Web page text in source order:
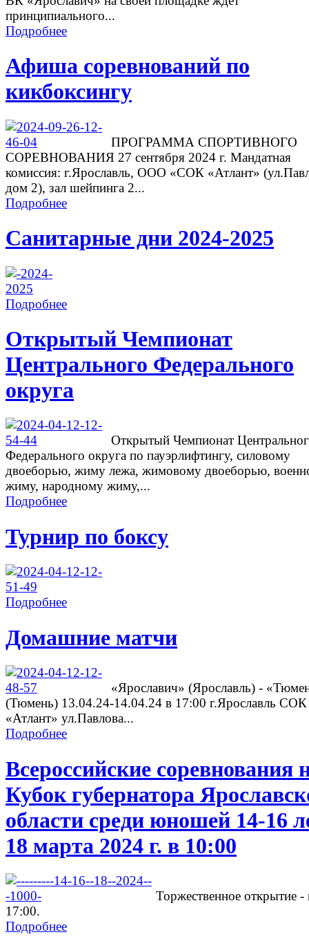
принципиального...
Подробнее
Афиша соревнований по
кикбоксингу
ПРОГРАММА СПОРТИВНОГО
СОРЕВНОВАНИЯ 27 сентября 2024 г. Мандатная
комиссия: г.Ярославль, ООО «СОК «Атлант»
дом 2), зал шейпинга 2...
Подробнее
Санитарные дни 2024-2025
Подробнее
Открытый Чемпионат
Центрального Федерального
округа
Открытый Чемпионат
Федерального округа по пауэрлифтингу, силовому
двоеборью, жиму лежа, жимовому двоеборью,
жиму, народному жиму,...
Подробнее
Турнир по боксу
Подробнее
Домашние матчи
«Ярославич» (Ярославль) -
(Тюмень) 13.04.24-14.04.24 в 17:00 г.Ярославль СОК
«Атлант» ул.Павлова...
Подробнее
Всероссийские соревнования
Кубок губернатора
области среди юношей 14-16
18 марта 2024 г. в 10:00
Торжественное открытие -
17:00.
Подробнее